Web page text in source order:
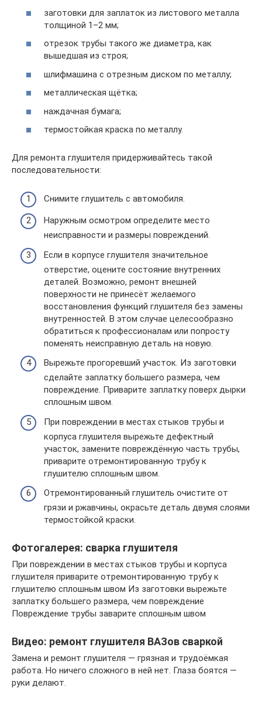
заготовки для заплаток из листового металла
толщиной 1–2 мм;
отрезок трубы такого же диаметра, как
вышедшая из строя;
шлифмашина с отрезным диском по металлу;
металлическая щётка;
наждачная бумага;
термостойкая краска по металлу.
Для ремонта глушителя придерживайтесь такой
последовательности:
Снимите глушитель с автомобиля.
Наружным осмотром определите место
неисправности и размеры повреждений.
Если в корпусе глушителя значительное
отверстие, оцените состояние внутренних
деталей. Возможно, ремонт внешней
поверхности не принесёт желаемого
восстановления функций глушителя без замены
внутренностей. В этом случае целесообразно
обратиться к профессионалам или попросту
поменять неисправную деталь на новую.
Вырежьте прогоревший участок. Из заготовки
сделайте заплатку большего размера, чем
повреждение. Приварите заплатку поверх дырки
сплошным швом.
При повреждении в местах стыков трубы и
корпуса глушителя вырежьте дефектный
участок, замените повреждённую часть трубы,
приварите отремонтированную трубу к
глушителю сплошным швом.
Отремонтированный глушитель очистите от
грязи и ржавчины, окрасьте деталь двумя слоями
термостойкой краски.
Фотогалерея: сварка глушителя
При повреждении в местах стыков трубы и корпуса
глушителя приварите отремонтированную трубу к
глушителю сплошным швом Из заготовки вырежьте
заплатку большего размера, чем повреждение
Повреждение трубы заварите сплошным швом
Видео: ремонт глушителя ВАЗов сваркой
Замена и ремонт глушителя — грязная и трудоёмкая
работа. Но ничего сложного в ней нет. Глаза боятся —
руки делают.